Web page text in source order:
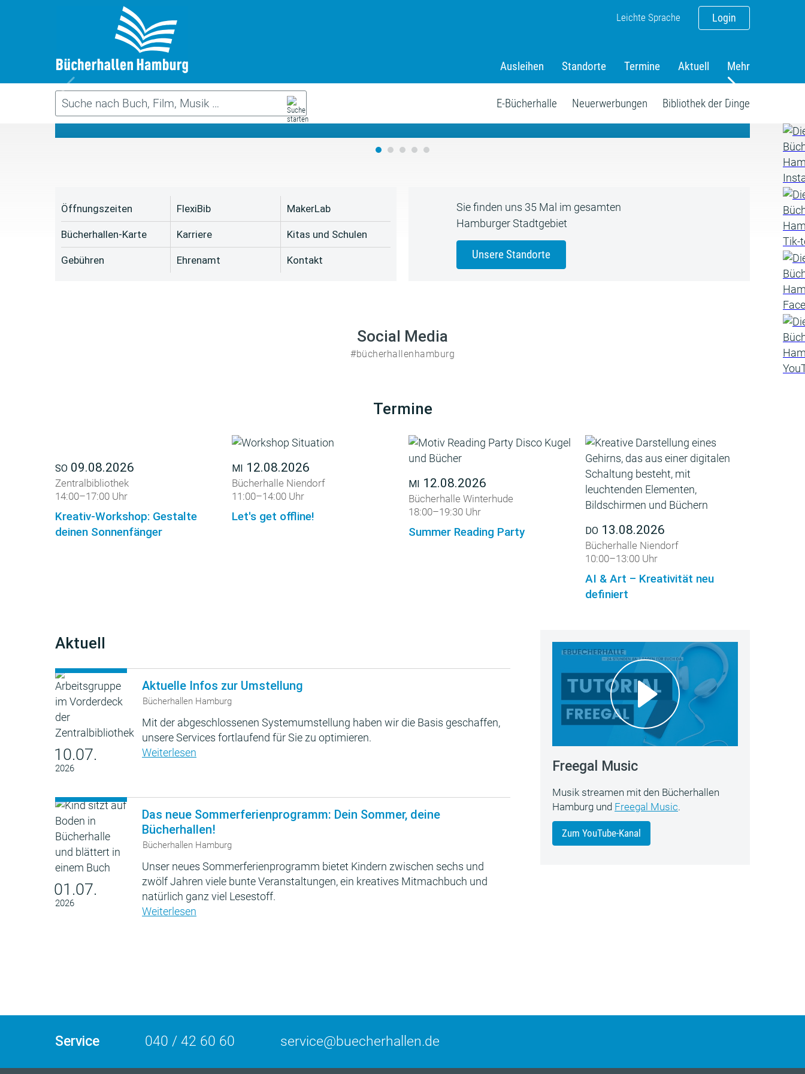
Login
Leichte Sprache
Ausleihen Standorte Termine Aktuell Mehr
E-Bücherhalle Neuerwerbungen Bibliothek der Dinge
Das neue Sommerferienprogramm
Öffnungszeiten
Bücherhallen-Karte
Gebühren
FlexiBib
Karriere
Ehrenamt
MakerLab
Kitas und Schulen
Kontakt
Sie finden uns 35 Mal im gesamten
Hamburger Stadtgebiet
Unsere Standorte
Social Media
#bücherhallenhamburg
Termine
SO 09.08.2026
Zentralbibliothek
14:00–17:00 Uhr
Kreativ-Workshop: Gestalte
deinen Sonnenfänger
MI 12.08.2026
Bücherhalle Niendorf
11:00–14:00 Uhr
Let's get offline!
MI 12.08.2026
Bücherhalle Winterhude
18:00–19:30 Uhr
Summer Reading Party DO 13.08.2026
Bücherhalle Niendorf
10:00–13:00 Uhr
AI & Art – Kreativität neu
definiert
Aktuell
10.07.
2026
Aktuelle Infos zur Umstellung
Bücherhallen Hamburg
Mit der abgeschlossenen Systemumstellung haben wir die Basis geschaffen,
unsere Services fortlaufend für Sie zu optimieren.
Weiterlesen
01.07.
2026
Das neue Sommerferienprogramm: Dein Sommer, deine
Bücherhallen!
Bücherhallen Hamburg
Unser neues Sommerferienprogramm bietet Kindern zwischen sechs und
zwölf Jahren viele bunte Veranstaltungen, ein kreatives Mitmachbuch und
natürlich ganz viel Lesestoff.
Weiterlesen
Freegal Music
Musik streamen mit den Bücherhallen
Hamburg und Freegal Music.
Zum YouTube-Kanal
Service 040 / 42 60 60 service@buecherhallen.de